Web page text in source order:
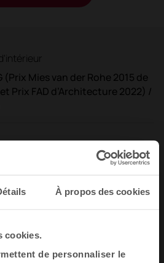
À propos des cookies
cookies.
de personnaliser le
Mies van der Rohe 2015 de
Prix FAD d’Architecture 2022) /